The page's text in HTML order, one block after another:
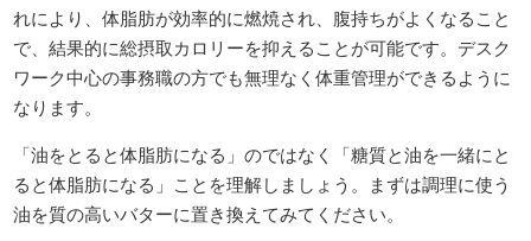
れにより、体脂肪が効率的に燃焼され、腹持ちがよくなること
で、結果的に総摂取カロリーを抑えることが可能です。デスク
ワーク中心の事務職の方でも無理なく体重管理ができるように
なります。
「油をとると体脂肪になる」のではなく「糖質と油を一緒にと
ると体脂肪になる」ことを理解しましょう。まずは調理に使う
油を質の高いバターに置き換えてみてください。